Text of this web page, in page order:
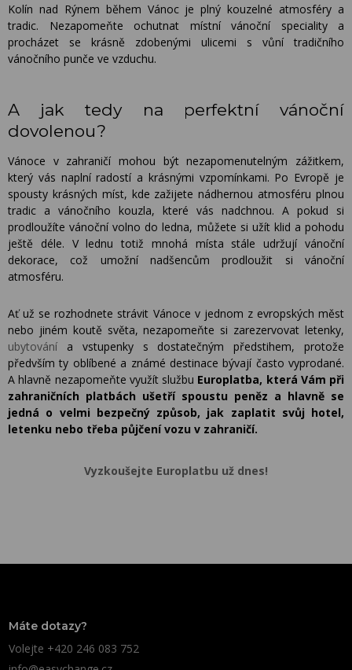
Kolín nad Rýnem během Vánoc je plný kouzelné atmosféry a
tradic. Nezapomeňte ochutnat místní vánoční speciality a
procházet se krásně zdobenými ulicemi s vůní tradičního
vánočního punče ve vzduchu.
A jak tedy na perfektní vánoční
dovolenou?
Vánoce v zahraničí mohou být nezapomenutelným zážitkem,
který vás naplní radostí a krásnými vzpomínkami. Po Evropě je
spousty krásných míst, kde zažijete nádhernou atmosféru plnou
tradic a vánočního kouzla, které vás nadchnou. A pokud si
prodloužíte vánoční volno do ledna, můžete si užít klid a pohodu
ještě déle. V lednu totiž mnohá místa stále udržují vánoční
dekorace, což umožní nadšencům prodloužit si vánoční
atmosféru.
Ať už se rozhodnete strávit Vánoce v jednom z evropských měst
nebo jiném koutě světa, nezapomeňte si zarezervovat letenky,
ubytování a vstupenky s dostatečným předstihem, protože
předvším ty oblíbené a známé destinace bývají často vyprodané.
A hlavně nezapomeňte využít službu Europlatba, která Vám při
zahraničních platbách ušetří spoustu peněz a hlavně se
jedná o velmi bezpečný způsob, jak zaplatit svůj hotel,
letenku nebo třeba půjčení vozu v zahraničí.
Vyzkoušejte Europlatbu už dnes!
Máte dotazy?
Volejte +420 246 083 752